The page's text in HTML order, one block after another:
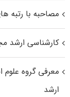
مصاحبه با رتبه
کارشناسی ارشد
معرفی گروه علوم
ارشد